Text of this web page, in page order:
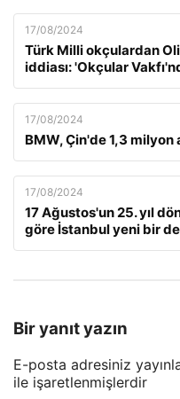
17/08/2024
Türk Milli okçulardan
iddiası: 'Okçular
17/08/2024
BMW, Çin'de 1,3 milyon
17/08/2024
17 Ağustos'un 25. yıl
göre İstanbul yeni bir
Bir yanıt yazın
E-posta adresiniz
ile işaretlenmişlerdir